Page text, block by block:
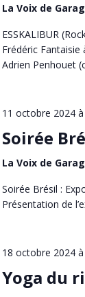
La Voix de
ESSKALIBUR
Frédéric
Adrien Penhouet
11 octobre 2024
Soirée
La Voix de
Soirée Brésil :
Présentation de
18 octobre 2024
Yoga du